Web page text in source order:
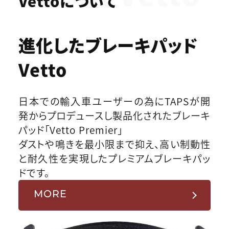
進化したブレーキパッド
Vetto
日本での輸入車ユーザーの為にTAPSが開
発からプロデュースし製品化されたブレーキ
パッド「Vetto Premier」
ダストや鳴きを最小限まで抑え、高い制動性
と耐久性を実現したプレミアムブレーキパッ
ドです。
MORE